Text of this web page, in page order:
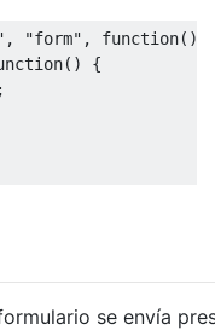
, "form" , function()
()
{
;
se envía